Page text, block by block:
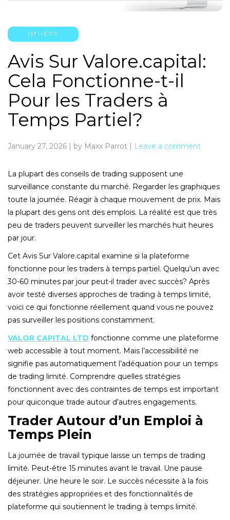
OTHERS
Avis Sur Valore.capital:
Cela Fonctionne-t-il
Pour les Traders à
Temps Partiel?
January 27, 2026 | by Maxx Parrot | Leave a comment
La plupart des conseils de trading supposent une
surveillance constante du marché. Regarder les graphiques
toute la journée. Réagir à chaque mouvement de prix. Mais
la plupart des gens ont des emplois. La réalité est que très
peu de traders peuvent surveiller les marchés huit heures
par jour.
Cet Avis Sur Valore.capital examine si la plateforme
fonctionne pour les traders à temps partiel. Quelqu’un avec
30-60 minutes par jour peut-il trader avec succès? Après
avoir testé diverses approches de trading à temps limité,
voici ce qui fonctionne réellement quand vous ne pouvez
pas surveiller les positions constamment.
VALOR CAPITAL LTD fonctionne comme une plateforme
web accessible à tout moment. Mais l’accessibilité ne
signifie pas automatiquement l’adéquation pour un temps
de trading limité. Comprendre quelles stratégies
fonctionnent avec des contraintes de temps est important
pour quiconque trade autour d’autres engagements.
Trader Autour d’un Emploi à
Temps Plein
La journée de travail typique laisse un temps de trading
limité. Peut-être 15 minutes avant le travail. Une pause
déjeuner. Une heure le soir. Le succès nécessite à la fois
des stratégies appropriées et des fonctionnalités de
plateforme qui soutiennent le trading à temps limité.